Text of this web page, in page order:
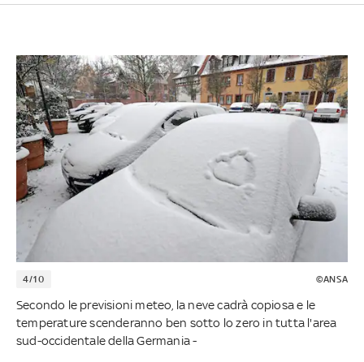
4/10 ©ANSA
Secondo le previsioni meteo, la neve cadrà copiosa e le
temperature scenderanno ben sotto lo zero in tutta l'area
sud-occidentale della Germania -